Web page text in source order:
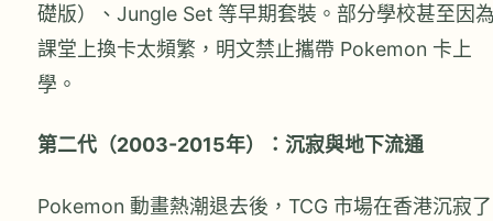
礎版）、Jungle Set 等早期套裝。部分學校甚至因
課堂上換卡太頻繁，明文禁止攜帶 Pokemon 卡上
學。
第二代（2003-2015年）：沉寂與地下流通
Pokemon 動畫熱潮退去後，TCG 市場在香港沉寂了